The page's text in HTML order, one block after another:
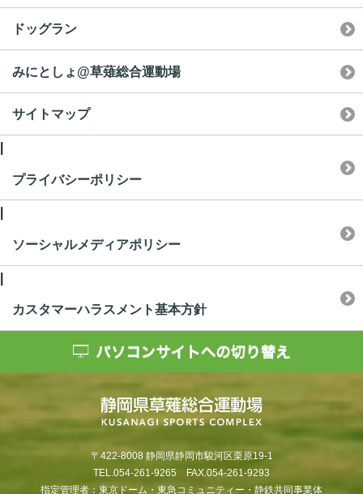
ドッグラン
みにとしょ@草薙総合運動場
サイトマップ
プライバシーポリシー
ソーシャルメディアポリシー
カスタマーハラスメント基本方針
〒422-8008 静岡県静岡市駿河区栗原19-1
TEL.054-261-9265 FAX.054-261-9293
指定管理者：東京ドーム・東急コミュニティー・静鉄共同事業体